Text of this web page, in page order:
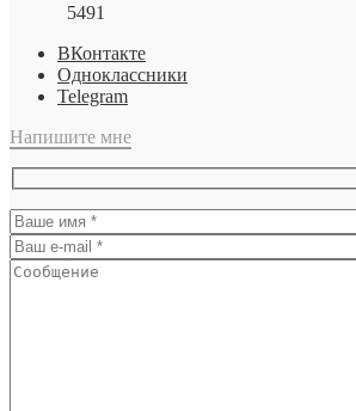
5491
ВКонтакте
Одноклассники
Telegram
Напишите мне